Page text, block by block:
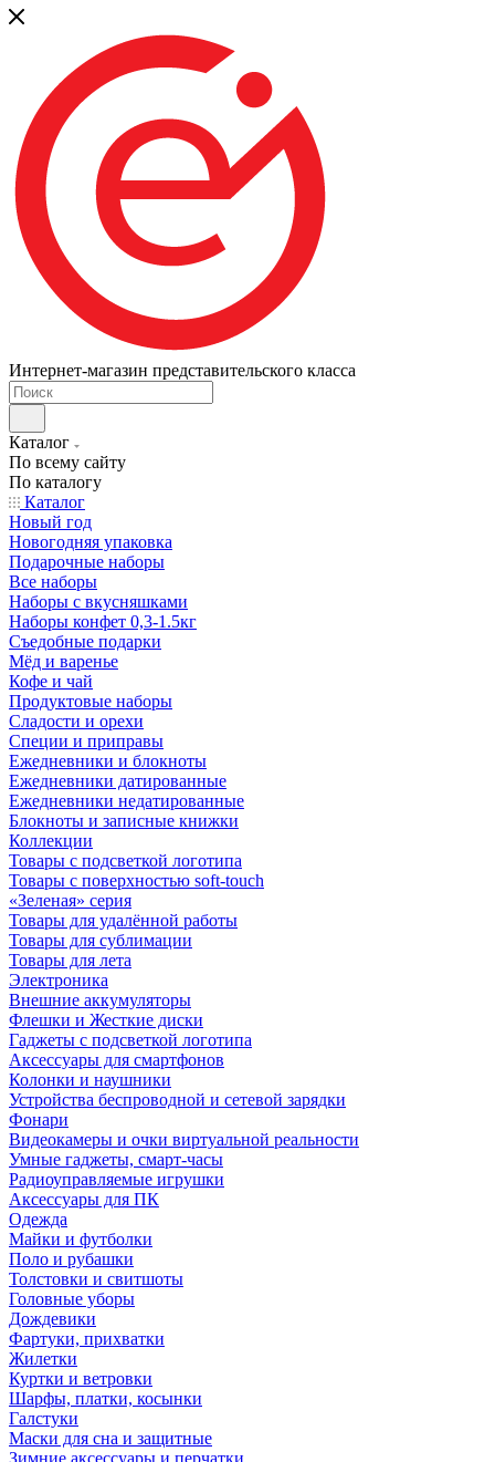
Интернет-магазин представительского класса
Каталог
По всему сайту
По каталогу
Каталог
Новый год
Новогодняя упаковка
Подарочные наборы
Все наборы
Наборы с вкусняшками
Наборы конфет 0,3-1.5кг
Съедобные подарки
Мёд и варенье
Кофе и чай
Продуктовые наборы
Сладости и орехи
Специи и приправы
Ежедневники и блокноты
Ежедневники датированные
Ежедневники недатированные
Блокноты и записные книжки
Коллекции
Товары с подсветкой логотипа
Товары с поверхностью soft-touch
«Зеленая» серия
Товары для удалённой работы
Товары для сублимации
Товары для лета
Электроника
Внешние аккумуляторы
Флешки и Жесткие диски
Гаджеты с подсветкой логотипа
Аксессуары для смартфонов
Колонки и наушники
Устройства беспроводной и сетевой зарядки
Фонари
Видеокамеры и очки виртуальной реальности
Умные гаджеты, смарт-часы
Радиоуправляемые игрушки
Аксессуары для ПК
Одежда
Майки и футболки
Поло и рубашки
Толстовки и свитшоты
Головные уборы
Дождевики
Фартуки, прихватки
Жилетки
Куртки и ветровки
Шарфы, платки, косынки
Галстуки
Маски для сна и защитные
Зимние аксессуары и перчатки